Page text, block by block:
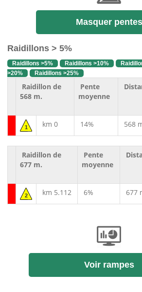
Masquer pentes
Raidillons > 5%
Raidillons >5% Raidillons >10%
>20%
Raidillons >25%
Raidillon de
568 m.
Pente
moyenne
1 km 0 14% 568
Raidillon de
677 m.
Pente
moyenne
2 km 5.112 6% 677
Voir rampes